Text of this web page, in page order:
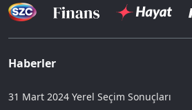
Haberler
31 Mart 2024 Yerel Seçim Sonuçları